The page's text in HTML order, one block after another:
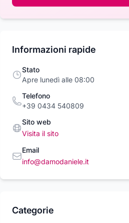
€ 199,00 €
Informazioni rapide
Stato
Apre lunedì alle 08:00
Telefono
+39 0434 540809
Sito web
Visita il sito
Email
info@damodaniele.it
Categorie